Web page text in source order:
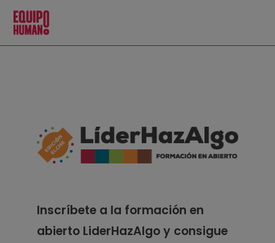
Inscríbete a la formación en
abierto LiderHazAlgo y consigue